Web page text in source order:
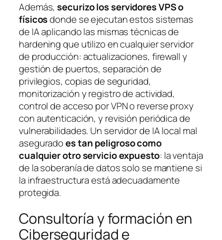
Además,securizo los servidores VPS o
físicosdonde se ejecutan estos sistemas
de IA aplicando las mismas técnicas de
hardening que utilizo en cualquier servidor
de producción: actualizaciones, firewall y
gestión de puertos, separación de
privilegios, copias de seguridad,
monitorización y registro de actividad,
control de acceso por VPN o reverse proxy
con autenticación, y revisión periódica de
vulnerabilidades. Un servidor de IA local mal
aseguradoes tan peligroso como
cualquier otro servicio expuesto: la ventaja
de la soberanía de datos solo se mantiene si
la infraestructura está adecuadamente
protegida.
Consultoría y formación en
Ciberseguridad e